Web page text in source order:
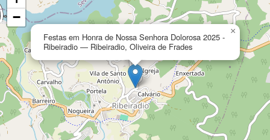
Festas em Honra de Nossa Senhora Dolorosa 2025 -
Ribeiradio — Ribeiradio, Oliveira de Frades
×
−